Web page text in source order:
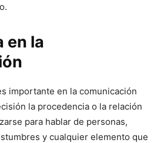
en la
importante en la comunicación
la procedencia o la relación
para hablar de personas,
y cualquier elemento que